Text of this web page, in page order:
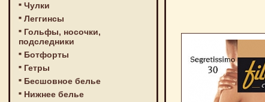
Чулки
Леггинсы
Гольфы, носочки,
подследники
Ботфорты
Гетры
Бесшовное белье
Нижнее белье